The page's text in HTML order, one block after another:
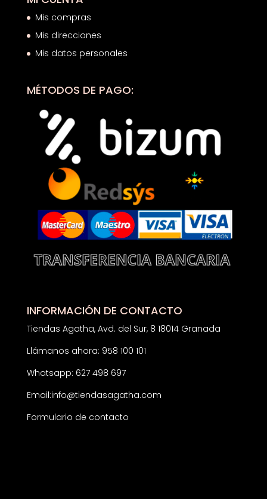
Mis compras
Mis direcciones
Mis datos personales
MÉTODOS DE PAGO:
INFORMACIÓN DE CONTACTO
Tiendas Agatha, Avd. del Sur, 8 18014 Granada
Llámanos ahora: 958 100 101
Whatsapp: 627 498 697
Email:info@tiendasagatha.com
Formulario de contacto